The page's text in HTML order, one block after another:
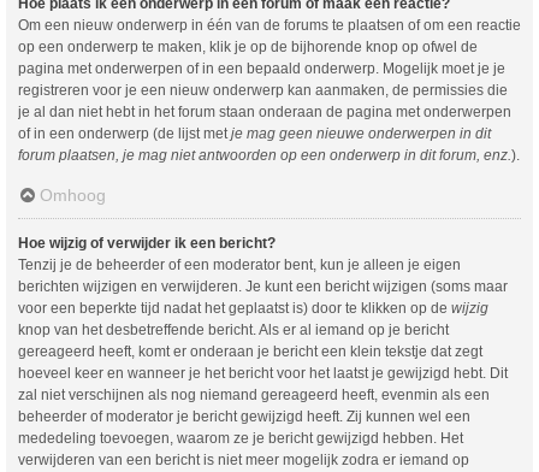
Hoe plaats ik een onderwerp in een forum of maak een reactie?
Om een nieuw onderwerp in één van de forums te plaatsen of om een reactie
op een onderwerp te maken, klik je op de bijhorende knop op ofwel de
pagina met onderwerpen of in een bepaald onderwerp. Mogelijk moet je je
registreren voor je een nieuw onderwerp kan aanmaken, de permissies die
je al dan niet hebt in het forum staan onderaan de pagina met onderwerpen
of in een onderwerp (de lijst metje mag geen nieuwe onderwerpen in dit
forum plaatsen, je mag niet antwoorden op een onderwerp in dit forum, enz.).
Omhoog
Hoe wijzig of verwijder ik een bericht?
Tenzij je de beheerder of een moderator bent, kun je alleen je eigen
berichten wijzigen en verwijderen. Je kunt een bericht wijzigen (soms maar
voor een beperkte tijd nadat het geplaatst is) door te klikken op de wijzig
knop van het desbetreffende bericht. Als er al iemand op je bericht
gereageerd heeft, komt er onderaan je bericht een klein tekstje dat zegt
hoeveel keer en wanneer je het bericht voor het laatst je gewijzigd hebt. Dit
zal niet verschijnen als nog niemand gereageerd heeft, evenmin als een
beheerder of moderator je bericht gewijzigd heeft. Zij kunnen wel een
mededeling toevoegen, waarom ze je bericht gewijzigd hebben. Het
verwijderen van een bericht is niet meer mogelijk zodra er iemand op